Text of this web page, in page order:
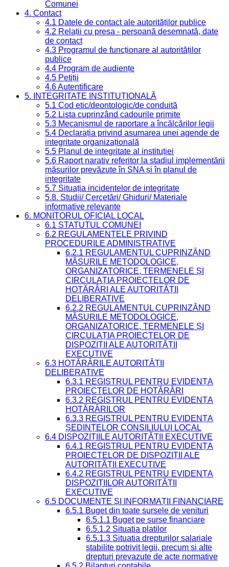
Comunei
4. Contact
4.1 Datele de contact ale autorităților publice
4.2 Relații cu presa - persoană desemnată, date
de contact
4.3 Programul de funcționare al autorităților
publice
4.4 Program de audiențe
4.5 Petiții
4.6 Autentificare
5. INTEGRITATE INSTITUȚIONALĂ
5.1 Cod etic/deontologic/de conduită
5.2 Lista cuprinzând cadourile primite
5.3 Mecanismul de raportare a încălcărilor legii
5.4 Declarația privind asumarea unei agende de
integritate organizațională
5.5 Planul de integritate al instituției
5.6 Raport narativ referitor la stadiul implementării
măsurilor prevăzute în SNA și în planul de
integritate
5.7 Situația incidentelor de integritate
5.8. Studii/ Cercetări/ Ghiduri/ Materiale
informative relevante
6. MONITORUL OFICIAL LOCAL
6.1 STATUTUL COMUNEI
6.2 REGULAMENTELE PRIVIND
PROCEDURILE ADMINISTRATIVE
6.2.1 REGULAMENTUL CUPRINZÂND
MĂSURILE METODOLOGICE,
ORGANIZATORICE, TERMENELE ȘI
CIRCULAȚIA PROIECTELOR DE
HOTĂRÂRI ALE AUTORITĂȚII
DELIBERATIVE
6.2.2 REGULAMENTUL CUPRINZÂND
MĂSURILE METODOLOGICE,
ORGANIZATORICE, TERMENELE ȘI
CIRCULAȚIA PROIECTELOR DE
DISPOZIȚII ALE AUTORITĂȚII
EXECUTIVE
6.3 HOTĂRÂRILE AUTORITĂȚII
DELIBERATIVE
6.3.1 REGISTRUL PENTRU EVIDENȚA
PROIECTELOR DE HOTĂRÂRI
6.3.2 REGISTRUL PENTRU EVIDENȚA
HOTĂRÂRILOR
6.3.3 REGISTRUL PENTRU EVIDENȚA
ȘEDINȚELOR CONSILIULUI LOCAL
6.4 DISPOZIȚIILE AUTORITĂȚII EXECUTIVE
6.4.1 REGISTRUL PENTRU EVIDENȚA
PROIECTELOR DE DISPOZIȚII ALE
AUTORITĂȚII EXECUTIVE
6.4.2 REGISTRUL PENTRU EVIDENȚA
DISPOZIȚIILOR AUTORITĂȚII
EXECUTIVE
6.5 DOCUMENTE ȘI INFORMAȚII FINANCIARE
6.5.1 Buget din toate sursele de venituri
6.5.1.1 Buget pe surse financiare
6.5.1.2 Situatia platilor
6.5.1.3 Situatia drepturilor salariale
stabilite potrivit legii, precum si alte
drepturi prevazute de acte normative